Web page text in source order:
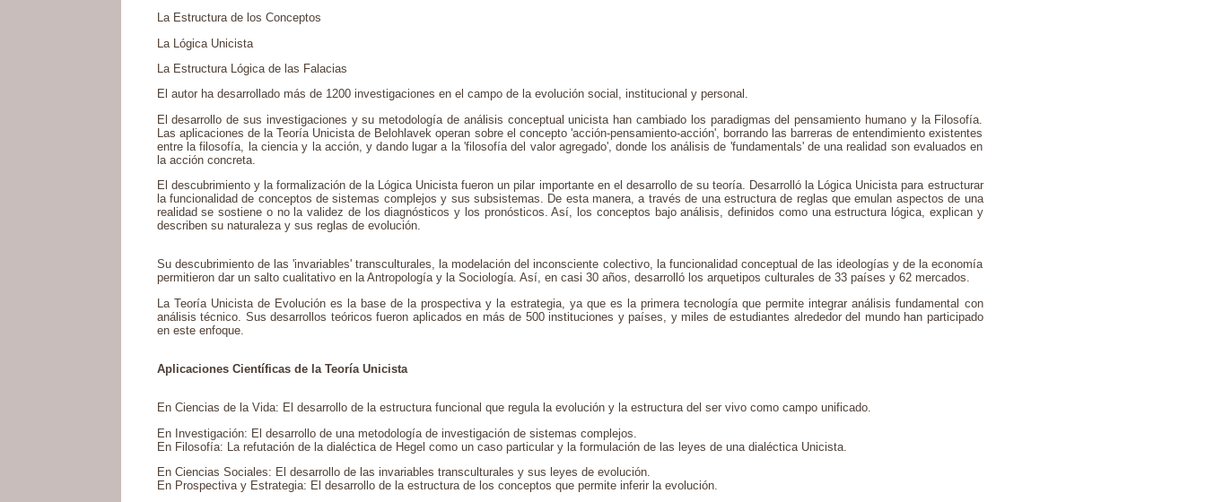
La Estructura de los Conceptos
La Lógica Unicista
La Estructura Lógica de las Falacias
El autor ha desarrollado más de 1200 investigaciones en el campo de la evolución social, institucional y personal.
El desarrollo de sus investigaciones y su metodología de análisis conceptual unicista han cambiado los paradigmas del pensamiento humano y la Filosofía.
Las aplicaciones de la Teoría Unicista de Belohlavek operan sobre el concepto 'acción-pensamiento-acción', borrando las barreras de entendimiento existentes
entre la filosofía, la ciencia y la acción, y dando lugar a la 'filosofía del valor agregado', donde los análisis de 'fundamentals' de una realidad son evaluados en
la acción concreta.
El descubrimiento y la formalización de la Lógica Unicista fueron un pilar importante en el desarrollo de su teoría.
Desarrolló la Lógica Unicista para estructurar
la funcionalidad de conceptos de sistemas complejos y sus subsistemas. De esta manera, a través de una estructura de reglas que emulan aspectos de una
realidad se sostiene o no la validez de los diagnósticos y los pronósticos. Así, los conceptos bajo análisis, definidos como una estructura lógica, explican y
describen su naturaleza y sus reglas de evolución.
Su descubrimiento de las 'invariables' transculturales, la modelación del inconsciente colectivo, la funcionalidad conceptual de las ideologías y de la economía
permitieron dar un salto cualitativo en la Antropología y la Sociología. Así, en casi 30 años, desarrolló los arquetipos culturales de 33 países y 62 mercados.
La Teoría Unicista de Evolución es la base de la prospectiva y la estrategia, ya que es la primera tecnología que permite integrar análisis fundamental con
análisis técnico. Sus desarrollos teóricos fueron aplicados en más de 500 instituciones y países, y miles de estudiantes alrededor del mundo han participado
en este enfoque.
Aplicaciones Científicas de la Teoría Unicista
En Ciencias de la Vida: El desarrollo de la estructura funcional que regula la evolución y la estructura del ser vivo como campo unificado.
En Investigación: El desarrollo de una metodología de investigación de sistemas complejos.
En Filosofía: La refutación de la dialéctica de Hegel como un caso particular y la formulación de las leyes de una dialéctica Unicista.
En Ciencias Sociales: El desarrollo de las invariables transculturales y sus leyes de evolución.
En Prospectiva y Estrategia: El desarrollo de la estructura de los conceptos que permite inferir la evolución.